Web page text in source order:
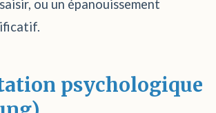
ou un épanouissement
psychologique